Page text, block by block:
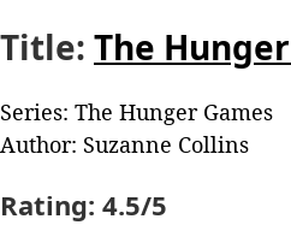
Title: The
Series: The Hunger Games
Author: Suzanne Collins
Rating: 4.5/5